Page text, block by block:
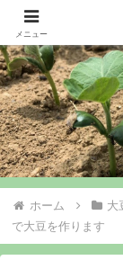
マメジンは大豆を作
マメジン。大豆栽培
ホーム 大
で大豆を作ります
メニュー